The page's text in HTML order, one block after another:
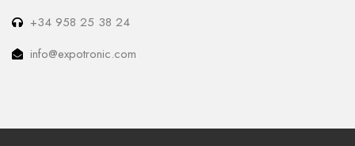
+34 958 25 38 24
info@expotronic.com